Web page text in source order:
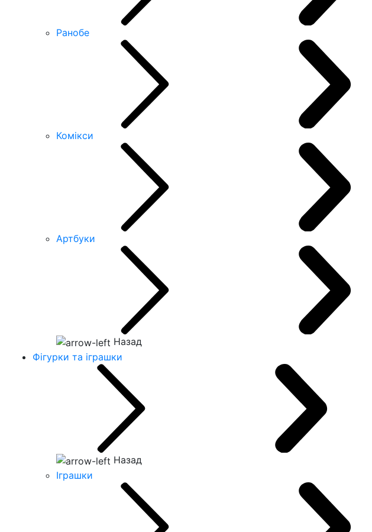
Ранобе
Комікси
Артбуки
Назад
Фігурки та іграшки
Назад
Іграшки